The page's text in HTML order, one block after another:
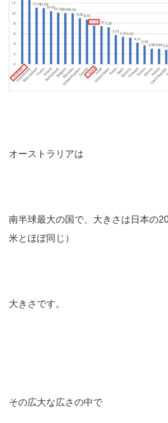
オーストラリアは
南半球最大の国で、大きさは日本の
米とほぼ同じ）
大きさです。
その広大な広さの中で